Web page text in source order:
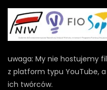
uwaga: My nie hostujemy
z platform typu YouTube,
ich twórców.